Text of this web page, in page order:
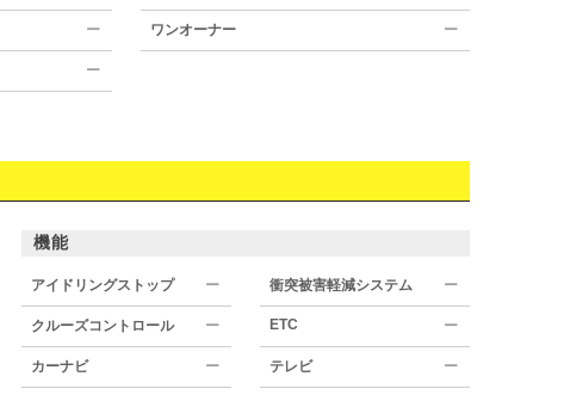
ー ワンオーナー ー
ー
機能
アイドリングストップ ー 衝突被害軽減システム ー
クルーズコントロール ー ETC ー
カーナビ ー テレビ ー